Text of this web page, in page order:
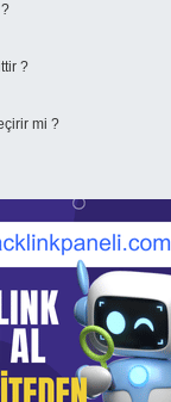
?
mi ?